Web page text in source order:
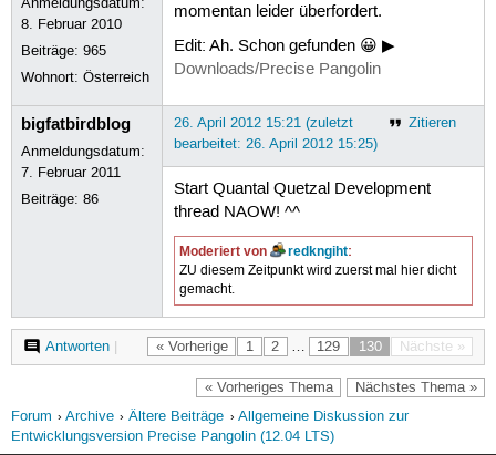
8. Februar 2010
Beiträge:965
Wohnort: Österreich
momentan leider überfordert.
Edit: Ah. Schon gefunden 😀 ▶
Downloads/Precise Pangolin
bigfatbirdblog
Anmeldungsdatum:
7. Februar 2011
Beiträge:86
Zitieren
26. April 2012 15:21 (zuletzt
bearbeitet: 26. April 2012 15:25)
Start Quantal Quetzal Development
thread NAOW! ^^
Moderiert von redkngiht:
ZU diesem Zeitpunkt wird zuerst mal hier dicht
gemacht.
« Vorherige 1 2 … 129 130 Nächste »
Antworten|
« Vorheriges Thema Nächstes Thema »
Forum Archive Ältere Beiträge
Allgemeine Diskussion zur
Entwicklungsversion Precise Pangolin (12.04 LTS)